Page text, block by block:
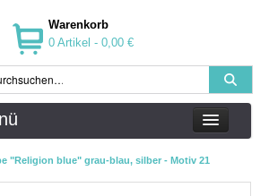
Warenkorb
0 Artikel - 0,00 €
"Religion blue" grau-blau, silber - Motiv 21